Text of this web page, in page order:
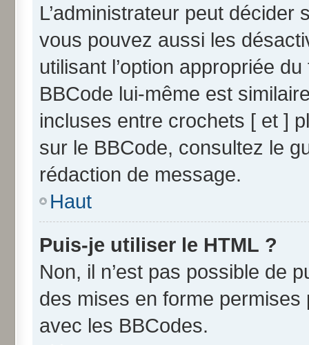
L’administrateur peut
vous pouvez aussi les
utilisant l’option appropriée
BBCode lui-même est
incluses entre crochets [ et ]
sur le BBCode, consultez le
rédaction de message.
Haut
Puis-je utiliser le HTML ?
Non, il n’est pas possible de
des mises en forme
avec les BBCodes.